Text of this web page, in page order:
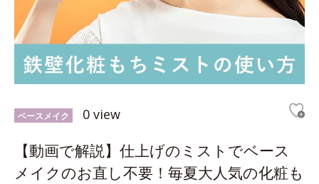
ベースメイク 0 view
【動画で解説】仕上げのミストでベース
メイクのお直し不要！毎夏大人気の化粧も